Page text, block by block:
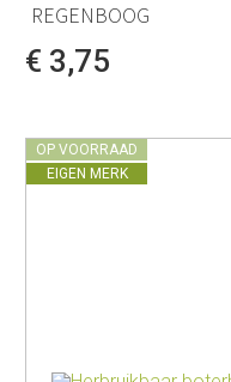
REGENBOOG
€ 3,75
OP VOORRAAD
EIGEN MERK